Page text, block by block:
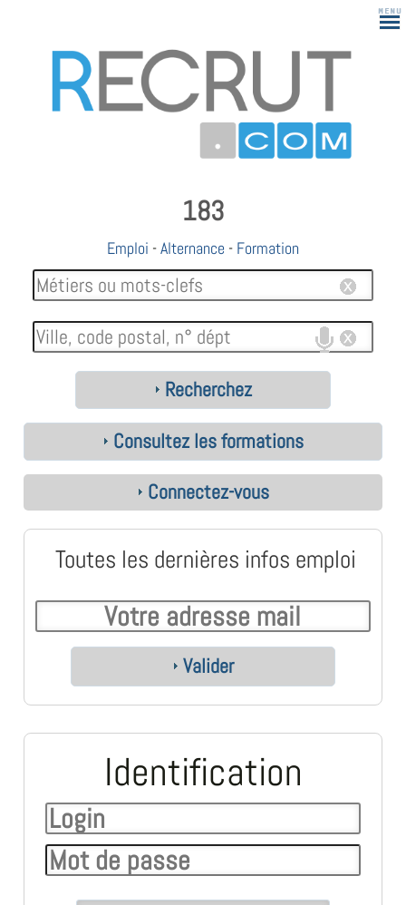
183
Emploi -Alternance - Formation
Recherchez
Consultez les formations
Connectez-vous
Toutes les dernières infos emploi
Valider
Identification